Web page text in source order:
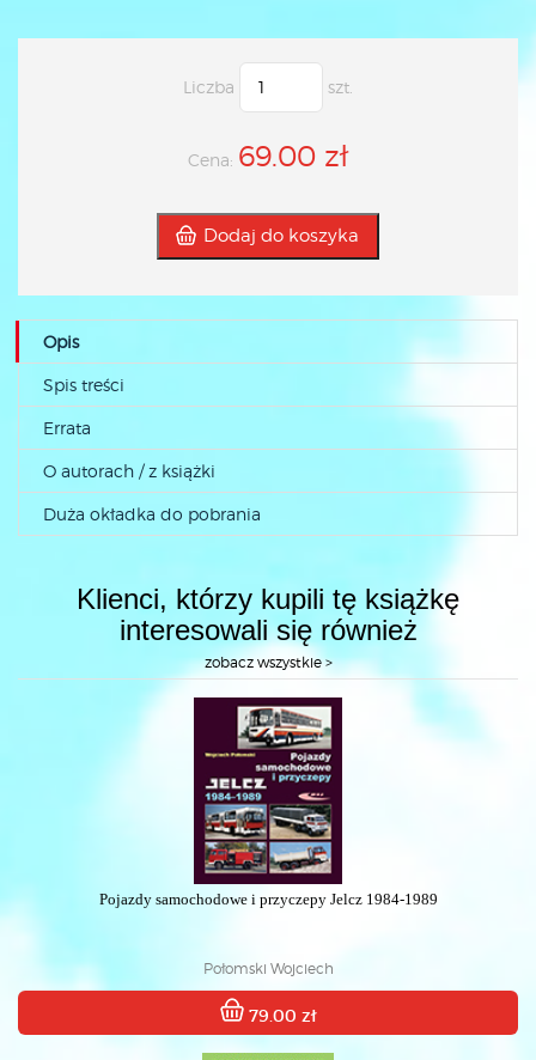
Liczba szt.
Cena: 69.00 zł
Dodaj do koszyka
Opis
Spis treści
Errata
O autorach / z książki
Duża okładka do pobrania
Klienci, którzy kupili tę książkę
interesowali się również
zobacz wszystkie >
Pojazdy samochodowe i przyczepy Jelcz 1984-1989
Połomski Wojciech
79.00 zł